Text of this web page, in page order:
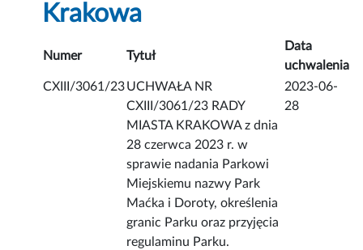
Krakowa
Numer Tytuł
Data
uchwalenia
CXIII/3061/23UCHWAŁA NR
CXIII/3061/23 RADY
MIASTA KRAKOWA z dnia
28 czerwca 2023 r. w
sprawie nadania Parkowi
Miejskiemu nazwy Park
Maćka i Doroty, określenia
granic Parku oraz przyjęcia
regulaminu Parku.
2023-06-
28